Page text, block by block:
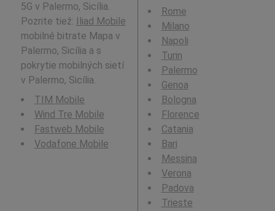
5G v Palermo, Sicília.
Pozrite tiež: Iliad Mobile
mobilné bitrate Mapa v
Palermo, Sicília a s
pokrytie mobilných sietí
v Palermo, Sicília.
TIM Mobile
Wind Tre Mobile
Fastweb Mobile
Vodafone Mobile
Rome
Milano
Napoli
Turin
Palermo
Genoa
Bologna
Florence
Catania
Bari
Messina
Verona
Padova
Trieste